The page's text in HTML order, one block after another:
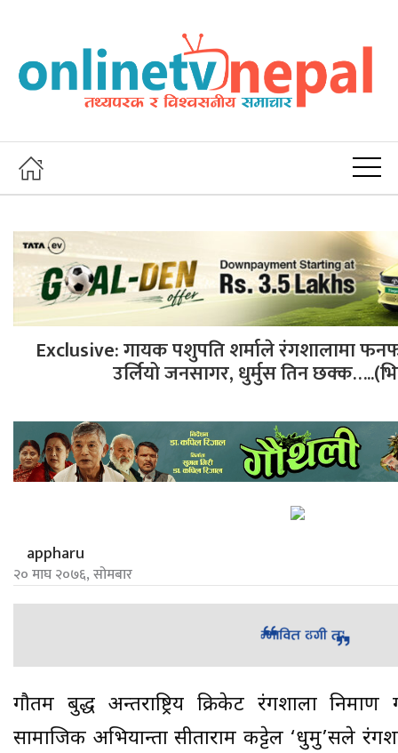
Exclusive: गायक पशुपति शर्माले रंगशालामा
उर्लियो जनसागर, धुर्मुस तिन
appharu
२० माघ २०७६, सोमबार
गौतम बुद्ध अन्तर्राष्ट्रिय क्रिकेट रंगशाला
सामाजिक अभियान्ता सीताराम कट्टेल ‘धुर्मु’सले